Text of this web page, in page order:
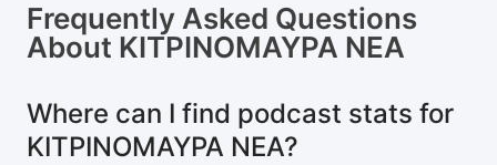
Frequently Asked Questions
About ΚΙΤΡΙΝΟΜΑΥΡΑ ΝΕΑ
Where can I find podcast stats for
ΚΙΤΡΙΝΟΜΑΥΡΑ ΝΕΑ?